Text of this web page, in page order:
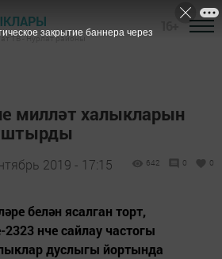
ТВ - Нурлат районы
милләт халыкларын
2019 - 17:15 642 0 0
белән ясалган торт,
нче сайлау частогы
дуслыгы йортында
закрытие баннера через